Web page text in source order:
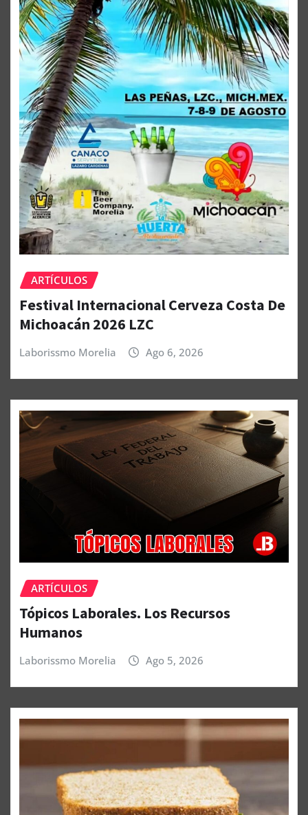
ARTÍCULOS
Festival Internacional Cerveza Costa De
Michoacán 2026 LZC
Laborissmo Morelia Ago 6, 2026
ARTÍCULOS
Tópicos Laborales. Los Recursos
Humanos
Laborissmo Morelia Ago 5, 2026